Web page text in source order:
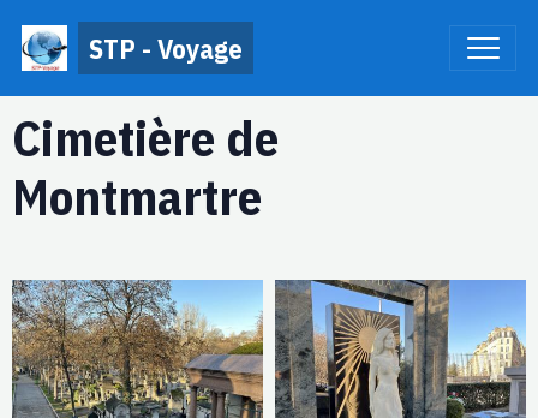
STP - Voyage
Cimetière de
Montmartre